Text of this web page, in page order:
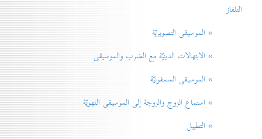
التلفاز
» الموسيقى التصويريّة
» الابتهالات الدينيّة مع الضرب والموسيقى
» الموسيقى السمفونيّة
» استماع الزوج والزوجة إلى الموسيقى اللهويّة
» التطبيل